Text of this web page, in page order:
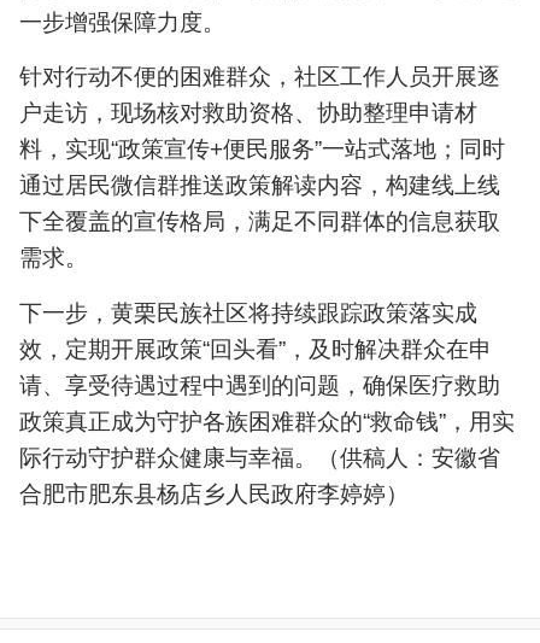
一步增强保障力度。
针对行动不便的困难群众，社区工作人员开展逐
户走访，现场核对救助资格、协助整理申请材
料，实现“政策宣传+便民服务”一站式落地；同时
通过居民微信群推送政策解读内容，构建线上线
下全覆盖的宣传格局，满足不同群体的信息获取
需求。
下一步，黄栗民族社区将持续跟踪政策落实成
效，定期开展政策“回头看”，及时解决群众在申
请、享受待遇过程中遇到的问题，确保医疗救助
政策真正成为守护各族困难群众的“救命钱”，用实
际行动守护群众健康与幸福。（供稿人：安徽省
合肥市肥东县杨店乡人民政府李婷婷）